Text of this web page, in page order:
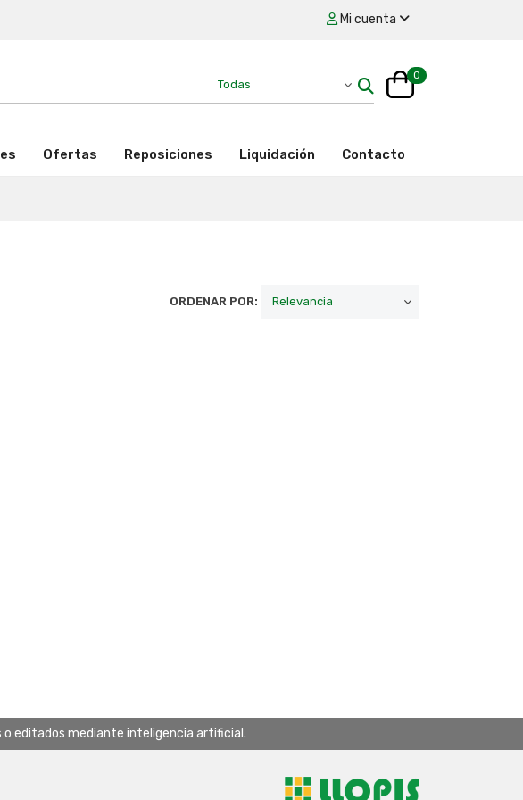
Mi cuenta
0
Ofertas Reposiciones Liquidación Contacto
ORDENAR POR:
o editados mediante inteligencia artificial.